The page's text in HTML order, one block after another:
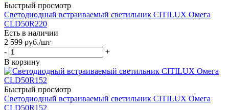
Быстрый просмотр
Светодиодный встраиваемый светильник CITILUX Омега
CLD50R220
Есть в наличии
2 599 руб./шт
-
+
В корзину
Быстрый просмотр
Светодиодный встраиваемый светильник CITILUX Омега
CLD50R152